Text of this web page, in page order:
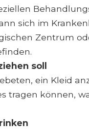
sich im
Zentrum
soll
ein Kleid
tragen können,